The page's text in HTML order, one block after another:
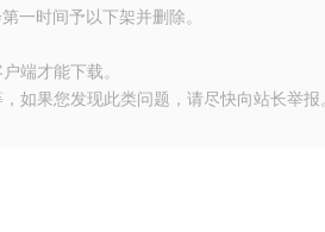
一时间予以下架并删除。
端才能下载。
如果您发现此类问题，请尽快向站长举报